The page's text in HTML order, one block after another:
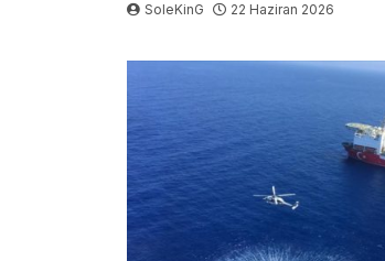
SoleKinG 22 Haziran 2026